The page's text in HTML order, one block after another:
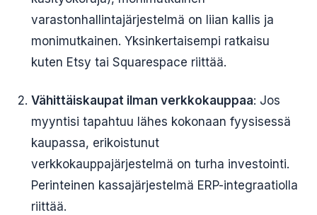
varastonhallintajärjestelmä on liian kallis ja
monimutkainen. Yksinkertaisempi ratkaisu
kuten Etsy tai Squarespace riittää.
Vähittäiskaupat ilman verkkokauppaa: Jos
myyntisi tapahtuu lähes kokonaan fyysisessä
kaupassa, erikoistunut
verkkokauppajärjestelmä on turha investointi.
Perinteinen kassajärjestelmä ERP-integraatiolla
riittää.